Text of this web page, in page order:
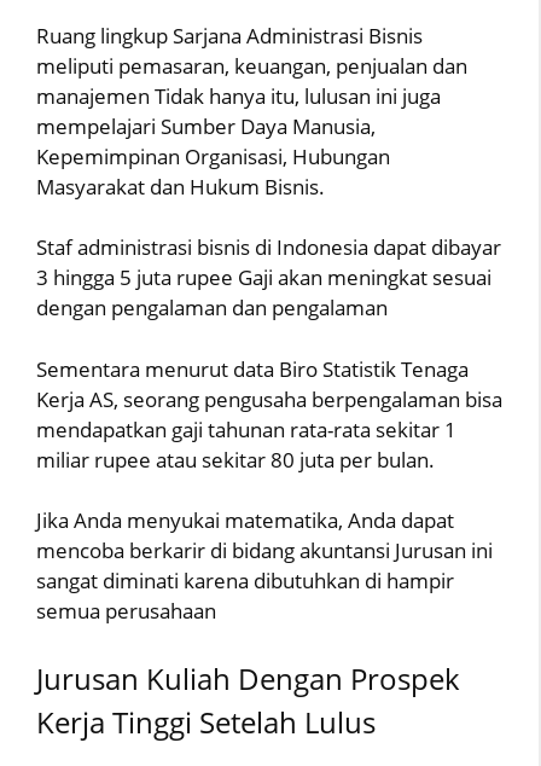
Ruang lingkup Sarjana Administrasi Bisnis
meliputi pemasaran, keuangan, penjualan dan
manajemen Tidak hanya itu, lulusan ini juga
mempelajari Sumber Daya Manusia,
Kepemimpinan Organisasi, Hubungan
Masyarakat dan Hukum Bisnis.
Staf administrasi bisnis di Indonesia dapat dibayar
3 hingga 5 juta rupee Gaji akan meningkat sesuai
dengan pengalaman dan pengalaman
Sementara menurut data Biro Statistik Tenaga
Kerja AS, seorang pengusaha berpengalaman bisa
mendapatkan gaji tahunan rata-rata sekitar 1
miliar rupee atau sekitar 80 juta per bulan.
Jika Anda menyukai matematika, Anda dapat
mencoba berkarir di bidang akuntansi Jurusan ini
sangat diminati karena dibutuhkan di hampir
semua perusahaan
Jurusan Kuliah Dengan Prospek
Kerja Tinggi Setelah Lulus